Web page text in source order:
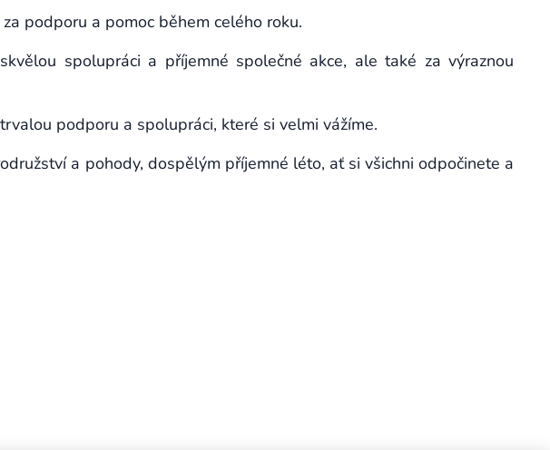
za podporu a pomoc během celého roku.
spolupráci a příjemné společné akce, ale také za výraznou
podporu a spolupráci, které si velmi vážíme.
a pohody, dospělým příjemné léto, ať si všichni odpočinete a